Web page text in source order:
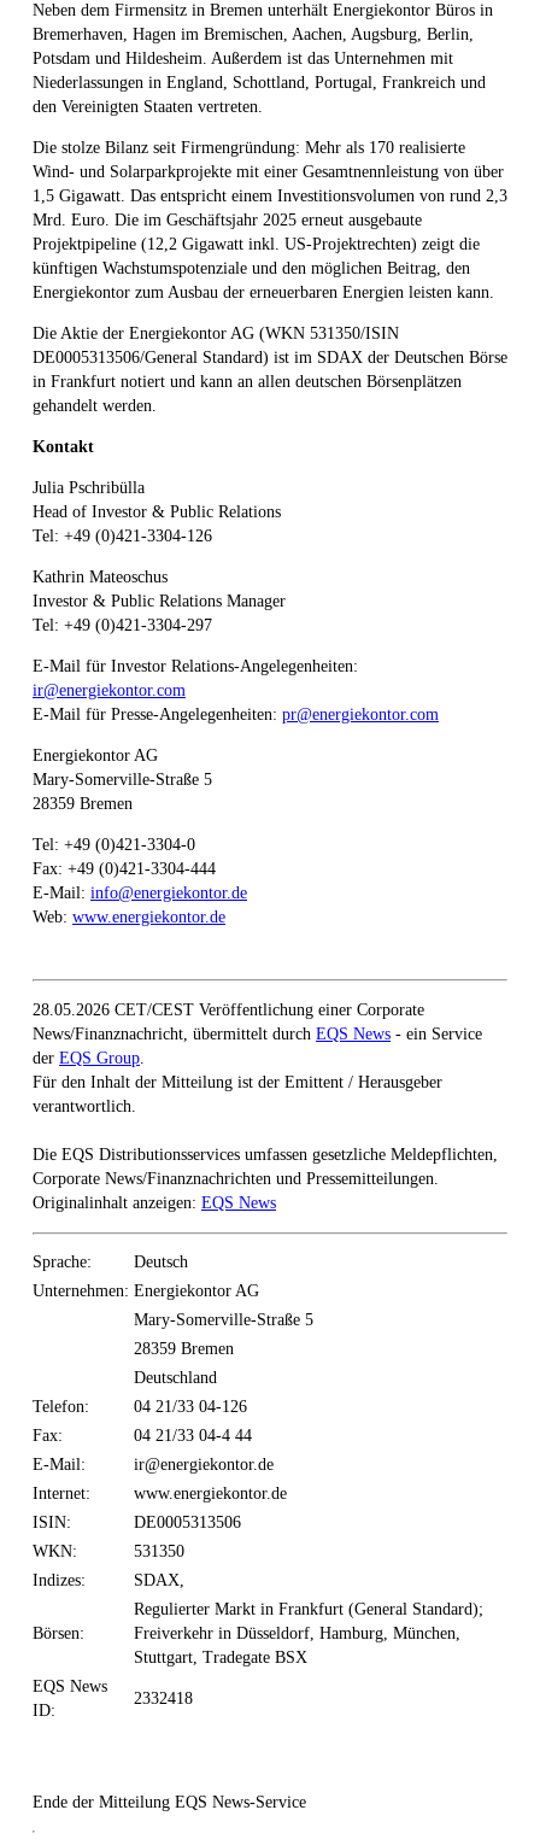
Neben dem Firmensitz in Bremen unterhält Energiekontor Büros in
Bremerhaven, Hagen im Bremischen, Aachen, Augsburg, Berlin,
Potsdam und Hildesheim. Außerdem ist das Unternehmen mit
Niederlassungen in England, Schottland, Portugal, Frankreich und
den Vereinigten Staaten vertreten.
Die stolze Bilanz seit Firmengründung: Mehr als 170 realisierte
Wind- und Solarparkprojekte mit einer Gesamtnennleistung von über
1,5 Gigawatt. Das entspricht einem Investitionsvolumen von rund 2,3
Mrd. Euro. Die im Geschäftsjahr 2025 erneut ausgebaute
Projektpipeline (12,2 Gigawatt inkl. US-Projektrechten) zeigt die
künftigen Wachstumspotenziale und den möglichen Beitrag, den
Energiekontor zum Ausbau der erneuerbaren Energien leisten kann.
Die Aktie der Energiekontor AG (WKN 531350/ISIN
DE0005313506/General Standard) ist im SDAX der Deutschen Börse
in Frankfurt notiert und kann an allen deutschen Börsenplätzen
gehandelt werden.
Kontakt
Julia Pschribülla
Head of Investor & Public Relations
Tel: +49 (0)421-3304-126
Kathrin Mateoschus
Investor & Public Relations Manager
Tel: +49 (0)421-3304-297
E-Mail für Investor Relations-Angelegenheiten:
ir@energiekontor.com
E-Mail für Presse-Angelegenheiten: pr@energiekontor.com
Energiekontor AG
Mary-Somerville-Straße 5
28359 Bremen
Tel: +49 (0)421-3304-0
Fax: +49 (0)421-3304-444
E-Mail: info@energiekontor.de
Web: www.energiekontor.de
28.05.2026 CET/CEST Veröffentlichung einer Corporate
News/Finanznachricht, übermittelt durch EQS News - ein Service
der EQS Group
Für den Inhalt der Mitteilung ist der Emittent / Herausgeber
verantwortlich.
Die EQS Distributionsservices umfassen gesetzliche Meldepflichten,
Corporate News/Finanznachrichten und Pressemitteilungen.
Originalinhalt anzeigen: EQS News
Sprache:
Deutsch
Unternehmen: Energiekontor AG
Mary-Somerville-Straße 5
28359 Bremen
Deutschland
Telefon:
04 21/33 04-126
Fax:
04 21/33 04-4 44
E-Mail:
ir@energiekontor.de
Internet:
www.energiekontor.de
ISIN:
DE0005313506
WKN:
531350
Indizes:
SDAX,
Börsen:
Regulierter Markt in Frankfurt (General Standard);
Freiverkehr in Düsseldorf, Hamburg, München,
Stuttgart, Tradegate BSX
EQS News
ID:
2332418
Ende der Mitteilung EQS News-Service